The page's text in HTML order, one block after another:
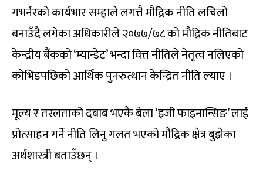
गभर्नरको कार्यभार सम्हाले लगत्तै मौद्रिक नीति लचिलो
बनाउँदै लगेका अधिकारीले २०७७/७८ को मौद्रिक नीतिबाट
केन्द्रीय बैंकको ‘म्यान्डेट’ भन्दा वित्त नीतिले नेतृत्व नलिएको
कोभिडपछिको आर्थिक पुनरुत्थान केन्द्रित नीति ल्याए ।
मूल्य र तरलताको दबाब भएकै बेला ‘इजी फाइनान्सिङ’ लाई
प्रोत्साहन गर्ने नीति लिनु गलत भएको मौद्रिक क्षेत्र बुझेका
अर्थशास्त्री बताउँछन् ।